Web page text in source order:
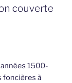
couverte
1500-
foncières à